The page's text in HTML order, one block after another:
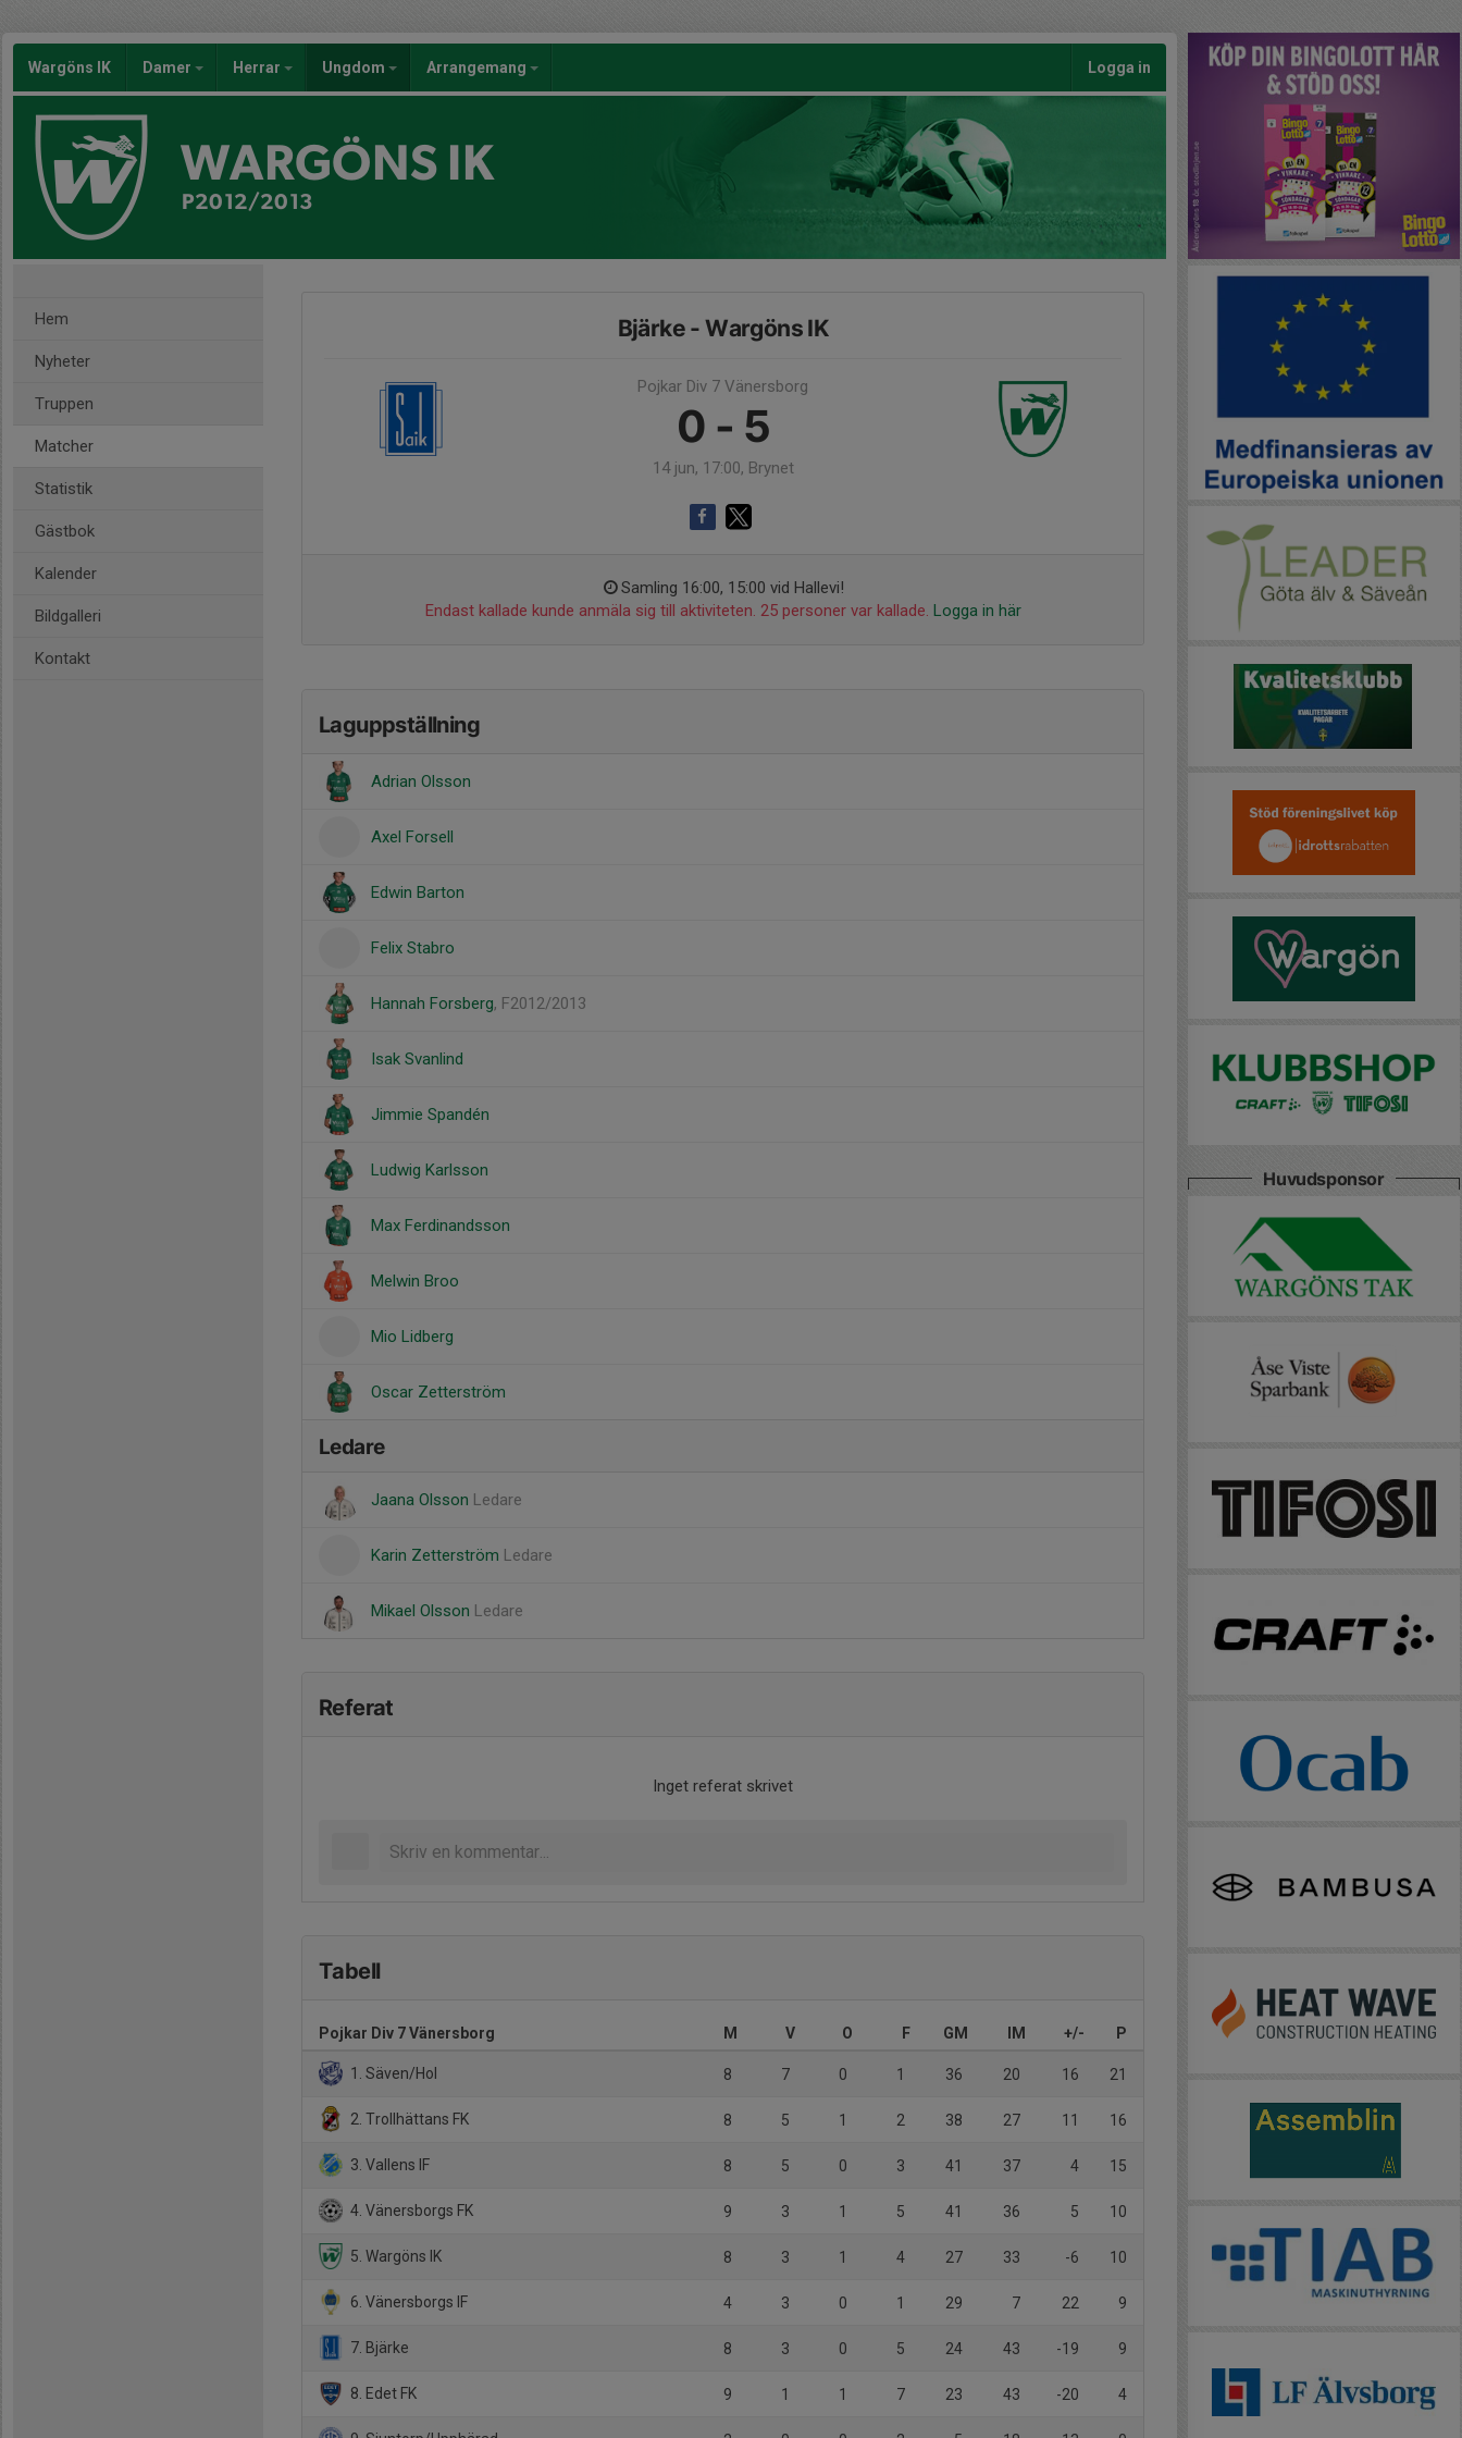
Wargöns IK Damer Herrar Ungdom Arrangemang Logga in
WARGÖNS IK
P2012/2013
Hem
Nyheter
Truppen
Matcher
Statistik
Gästbok
Kalender
Bildgalleri
Kontakt
Bjärke - Wargöns IK
Pojkar Div 7 Vänersborg
0 - 5
14 jun, 17:00, Brynet
Samling 16:00, 15:00 vid Hallevi!
Endast kallade kunde anmäla sig till aktiviteten. 25 personer var kallade. Logga in här
Laguppställning
Adrian Olsson
Axel Forsell
Edwin Barton
Felix Stabro
Hannah Forsberg, F2012/2013
Isak Svanlind
Jimmie Spandén
Ludwig Karlsson
Max Ferdinandsson
Melwin Broo
Mio Lidberg
Oscar Zetterström
Ledare
Jaana Olsson Ledare
Karin Zetterström Ledare
Mikael Olsson Ledare
Referat
Inget referat skrivet
Tabell
Pojkar Div 7 Vänersborg M V O F GM IM +/- P
1. Säven/Hol 8 7 0 1 36 20 16 21
2. Trollhättans FK 8 5 1 2 38 27 11 16
3. Vallens IF 8 5 0 3 41 37 4 15
4. Vänersborgs FK 9 3 1 5 41 36 5 10
5. Wargöns IK 8 3 1 4 27 33 -6 10
6. Vänersborgs IF 4 3 0 1 29 7 22 9
7. Bjärke 8 3 0 5 24 43 -19 9
8. Edet FK 9 1 1 7 23 43 -20 4
Huvudsponsor